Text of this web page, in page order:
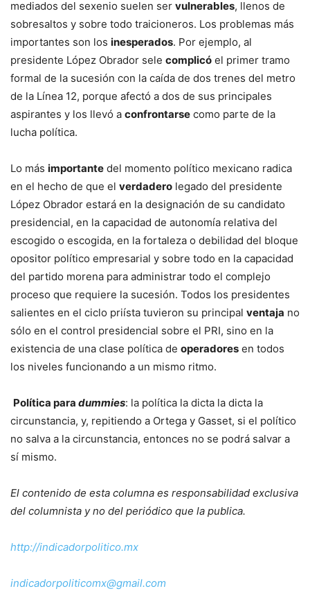
mediados del sexenio suelen ser vulnerables, llenos de
sobresaltos y sobre todo traicioneros. Los problemas más
importantes son los inesperados. Por ejemplo, al
presidente López Obrador sele complicó el primer tramo
formal de la sucesión con la caída de dos trenes del metro
de la Línea 12, porque afectó a dos de sus principales
aspirantes y los llevó a confrontarse como parte de la
lucha política.
Lo más importante del momento político mexicano radica
en el hecho de que el verdadero legado del presidente
López Obrador estará en la designación de su candidato
presidencial, en la capacidad de autonomía relativa del
escogido o escogida, en la fortaleza o debilidad del bloque
opositor político empresarial y sobre todo en la capacidad
del partido morena para administrar todo el complejo
proceso que requiere la sucesión. Todos los presidentes
salientes en el ciclo priísta tuvieron su principal ventaja no
sólo en el control presidencial sobre el PRI, sino en la
existencia de una clase política de operadores en todos
los niveles funcionando a un mismo ritmo.
Política para dummies: la política la dicta la dicta la
circunstancia, y, repitiendo a Ortega y Gasset, si el político
no salva a la circunstancia, entonces no se podrá salvar a
sí mismo.
El contenido de esta columna es responsabilidad exclusiva
del columnista y no del periódico que la publica.
http://indicadorpolitico.mx
indicadorpoliticomx@gmail.com